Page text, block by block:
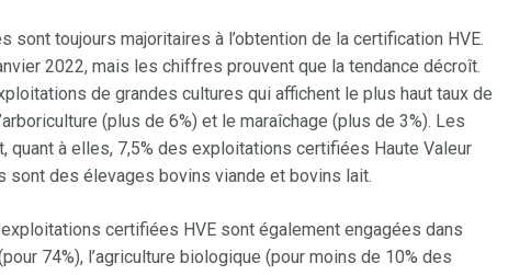
sont toujours majoritaires à l’obtention de la certification HVE.
2022, mais les chiffres prouvent que la tendance décroît.
de grandes cultures qui affichent le plus haut taux de
(plus de 6%) et le maraîchage (plus de 3%). Les
à elles, 7,5% des exploitations certifiées Haute Valeur
sont des élevages bovins viande et bovins lait.
certifiées HVE sont également engagées dans
74%), l’agriculture biologique (pour moins de 10% des